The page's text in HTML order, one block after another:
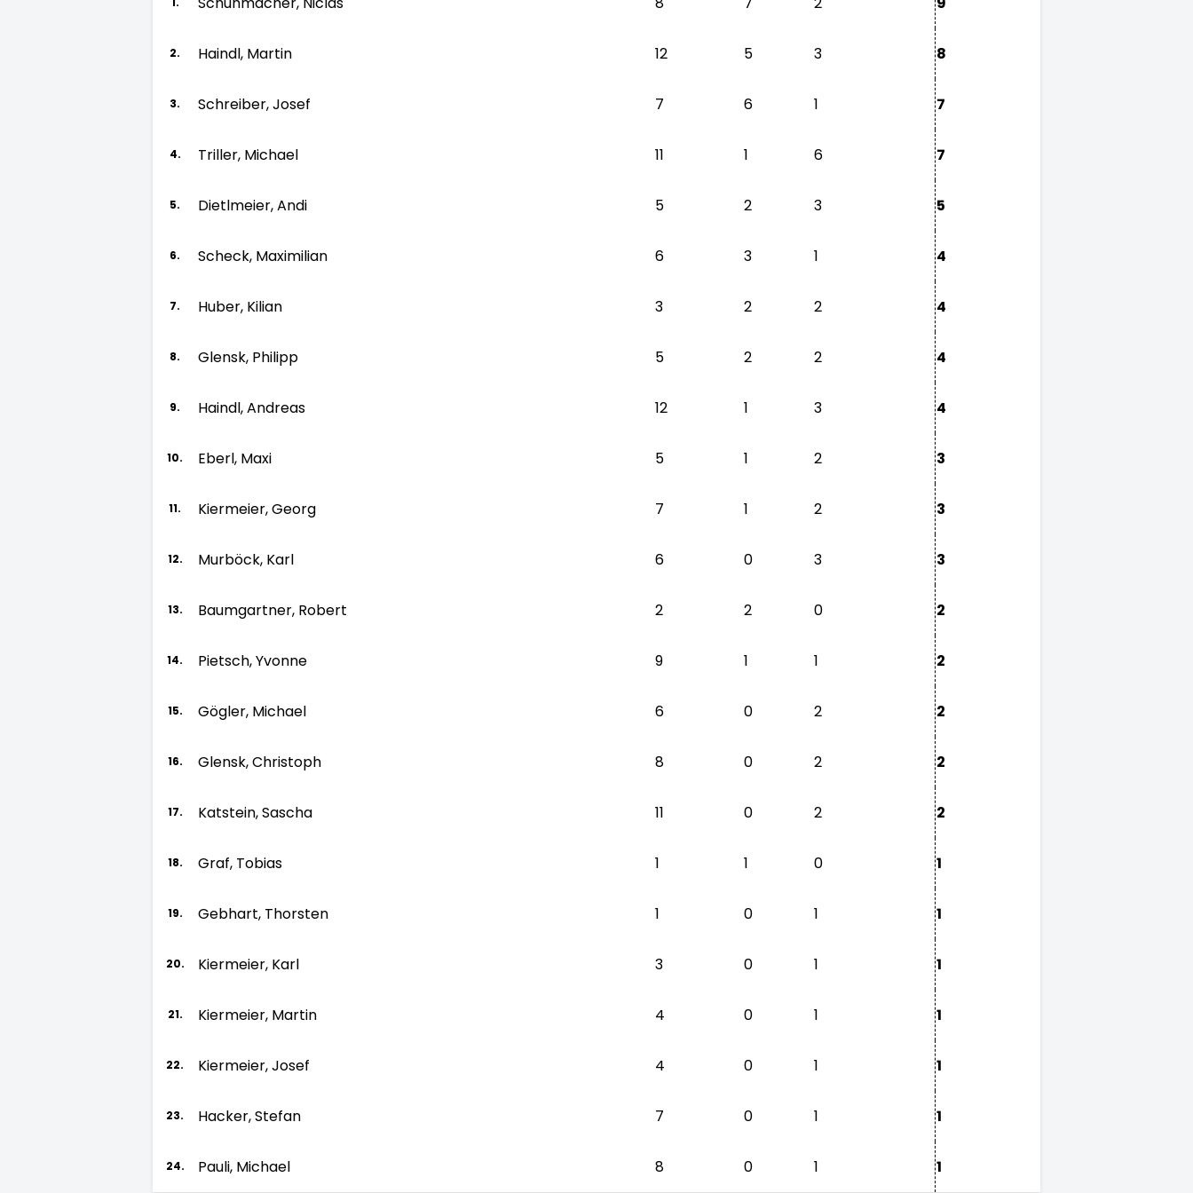
2. Haindl, Martin 12 5 3 8
3. Schreiber, Josef 7 6 1 7
4. Triller, Michael 11 1 6 7
5. Dietlmeier, Andi 5 2 3 5
6. Scheck, Maximilian 6 3 1 4
7. Huber, Kilian 3 2 2 4
8. Glensk, Philipp 5 2 2 4
9. Haindl, Andreas 12 1 3 4
10. Eberl, Maxi 5 1 2 3
11. Kiermeier, Georg 7 1 2 3
12. Murböck, Karl 6 0 3 3
13. Baumgartner, Robert 2 2 0 2
14. Pietsch, Yvonne 9 1 1 2
15. Gögler, Michael 6 0 2 2
16. Glensk, Christoph 8 0 2 2
17. Katstein, Sascha 11 0 2 2
18. Graf, Tobias 1 1 0 1
19. Gebhart, Thorsten 1 0 1 1
20. Kiermeier, Karl 3 0 1 1
21. Kiermeier, Martin 4 0 1 1
22. Kiermeier, Josef 4 0 1 1
23. Hacker, Stefan 7 0 1 1
24. Pauli, Michael 8 0 1 1